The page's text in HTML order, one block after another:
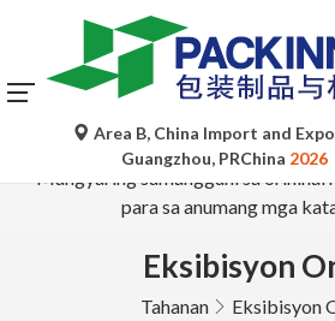
Ang mga awtomatikong pagsasalin
para lamang sa sanggunian at
Mangyaring sumangguni sa orihinal
para sa anumang mga
Area B, China Import and
Guangzhou, PRChina 2026
Eksibisyon
Tahanan Eksibisyon